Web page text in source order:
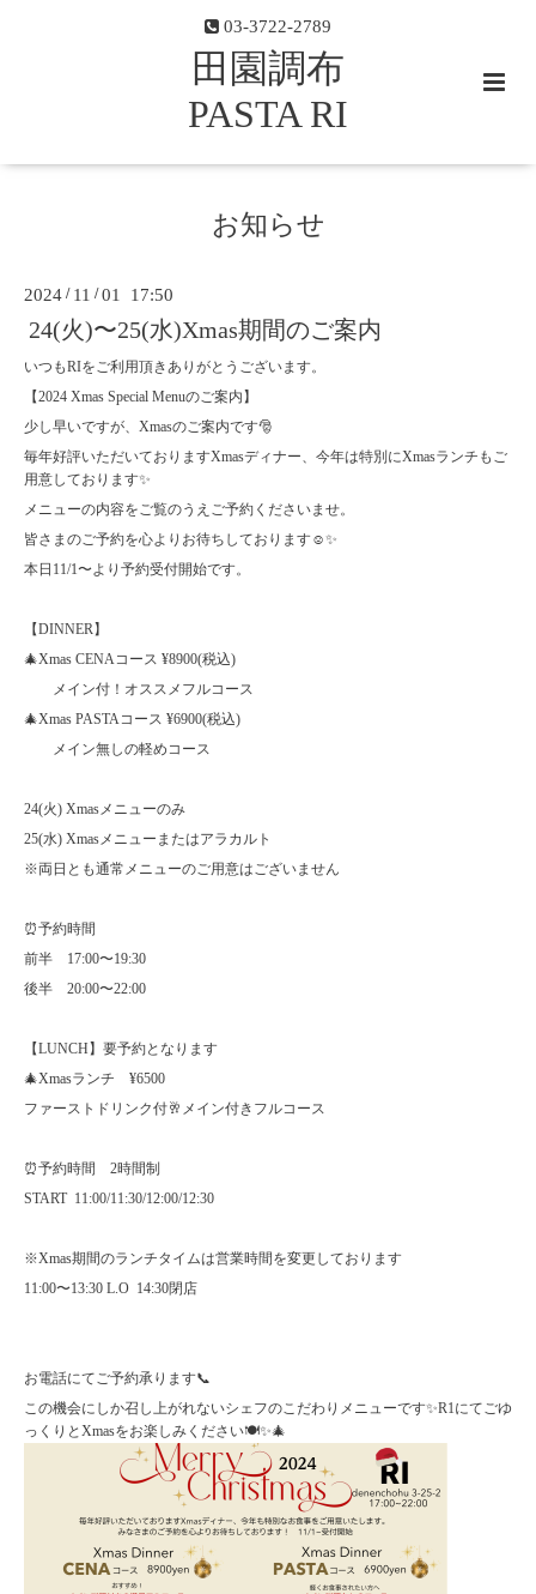
03-3722-2789
田園調布
PASTA RI
お知らせ
2024 / 11 /01 17:50
24(火)〜25(水)Xmas期間のご案内
いつもRIをご利用頂きありがとうございます。
【2024 Xmas Special Menuのご案内】
少し早いですが、Xmasのご案内です🎅
毎年好評いただいておりますXmasディナー、今年は特別にXmasランチもご
用意しております✨
メニューの内容をご覧のうえご予約くださいませ。
皆さまのご予約を心よりお待ちしております☺️✨
本日11/1〜より予約受付開始です。
【DINNER】
🎄Xmas CENAコース ¥8900(税込)
メイン付！オススメフルコース
🎄Xmas PASTAコース ¥6900(税込)
メイン無しの軽めコース
24(火) Xmasメニューのみ
25(水) Xmasメニューまたはアラカルト
※両日とも通常メニューのご用意はございません
⏰予約時間
前半 17:00〜19:30
後半 20:00〜22:00
【LUNCH】要予約となります
🎄Xmasランチ ¥6500
ファーストドリンク付🥂メイン付きフルコース
⏰予約時間 2時間制
START 11:00/11:30/12:00/12:30
※Xmas期間のランチタイムは営業時間を変更しております
11:00〜13:30 L.O 14:30閉店
お電話にてご予約承ります📞
この機会にしか召し上がれないシェフのこだわりメニューです✨R1にてごゆ
っくりとXmasをお楽しみください🍽️✨🎄